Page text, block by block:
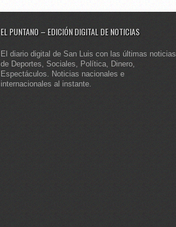
EL PUNTANO – EDICIÓN DIGITAL DE NOTICIAS
El diario digital de San Luis con las últimas noticias
de Deportes, Sociales, Política, Dinero,
Espectáculos. Noticias nacionales e
internacionales al instante.